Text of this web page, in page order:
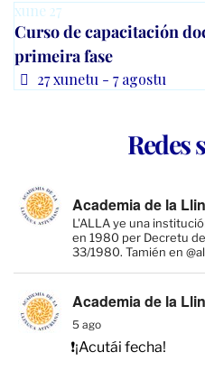
xune 27
Curso de capacitación
primeira fase
27 xunetu - 7 agostu
Redes
Academia de la
L'ALLA ye una
en 1980 per Decretu
33/1980. Tamién en
Academia de la
5 ago
❗️¡Acutái fecha!